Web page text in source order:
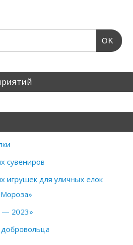
OK
сувениров
игрушек для уличных елок
— 2023»